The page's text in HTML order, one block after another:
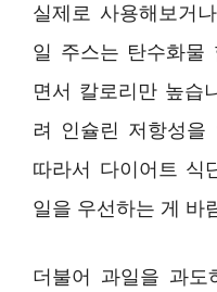
실제로 사용해보거
일 주스는 탄수화물
면서 칼로리만 높습
려 인슐린 저항성을
따라서 다이어트 식
일을 우선하는 게 바
더불어 과일을 과